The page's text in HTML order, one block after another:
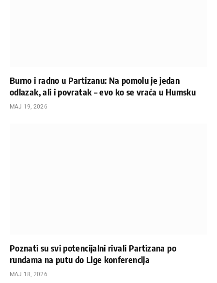
Burno i radno u Partizanu: Na pomolu je jedan
odlazak, ali i povratak – evo ko se vraća u Humsku
МАЈ 19, 2026
Poznati su svi potencijalni rivali Partizana po
rundama na putu do Lige konferencija
МАЈ 18, 2026